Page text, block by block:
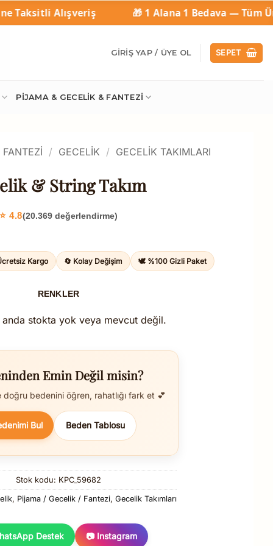
🎁 1 Alana 1 Bedava — Tüm Ürünlerde Geçerli🚚
GIRIŞ YAP / ÜYE OL SEPET
PIJAMA & GECELIK & FANTEZI
/ GECELIK / GECELIK TAKIMLARI
& String Takım
⭐ 4.8(20.369 değerlendirme)
Kargo 🔄 Kolay Değişim 🕊️ %100 Gizli Paket
RENKLER
anda stokta yok veya mevcut değil.
Emin Değil misin?
bedenini öğren, rahatlığı fark et 💕
Bul Beden Tablosu
Stok kodu: KPC_59682
, Pijama / Gecelik / Fantezi, Gecelik Takımları
Destek 📷 Instagram